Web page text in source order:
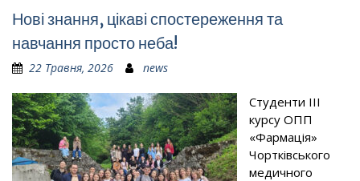
Нові знання, цікаві спостереження та
навчання просто неба!
22 Травня, 2026 news
Студенти ІІІ
курсу ОПП
«Фармація»
Чортківського
медичного